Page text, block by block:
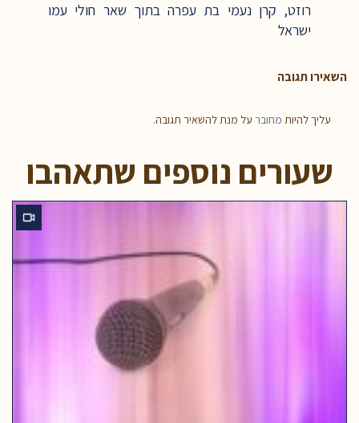
רוזט, קרן נעמי בת עפרה בתוך שאר חולי עמו
ישראל
השאירו תגובה
עליך להיות מחובר על מנת להשאיר תגובה.
שעורים נוספים שתאהבו